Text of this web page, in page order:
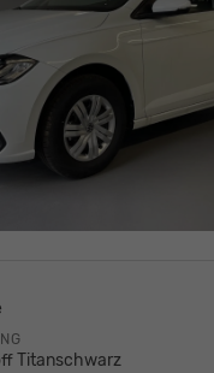
Titanschwarz